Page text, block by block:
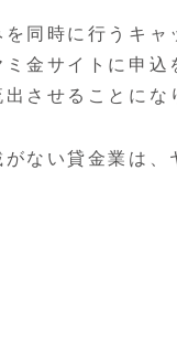
同時に行うキャ
金サイトに申
させることにな
ない貸金業は